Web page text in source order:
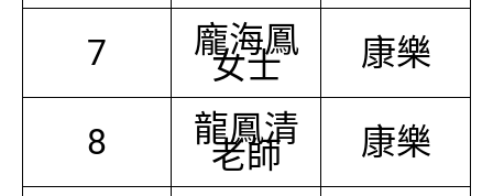
7 龐海鳳
女士 康樂
8 龍鳳清
老師 康樂